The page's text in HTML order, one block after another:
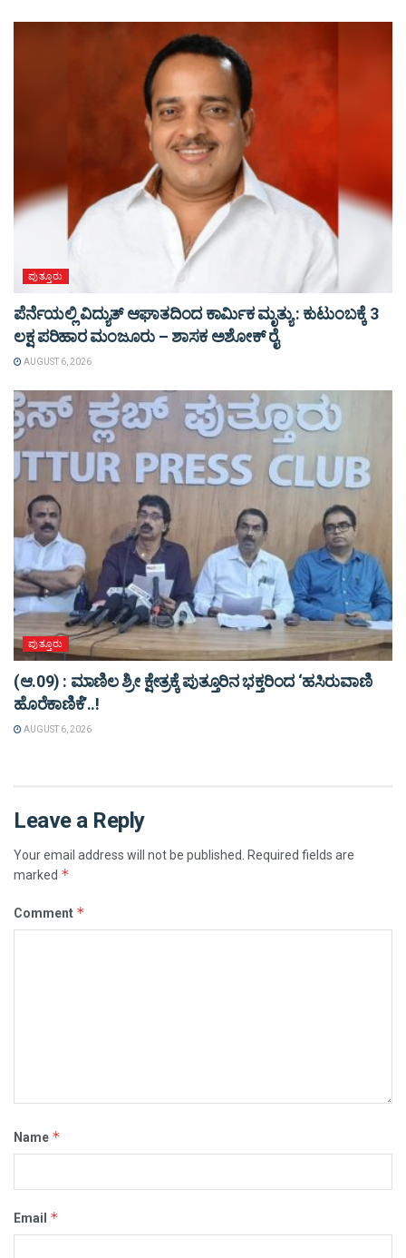
ಪುತ್ತೂರು
ಪೆರ್ನೆಯಲ್ಲಿ ವಿದ್ಯುತ್ ಆಘಾತದಿಂದ ಕಾರ್ಮಿಕ ಮೃತ್ಯು : ಕುಟುಂಬಕ್ಕೆ 3
ಲಕ್ಷ ಪರಿಹಾರ ಮಂಜೂರು – ಶಾಸಕ ಅಶೋಕ್ ರೈ
AUGUST 6, 2026
ಪುತ್ತೂರು
(ಆ.09) : ಮಾಣಿಲ ಶ್ರೀ ಕ್ಷೇತ್ರಕ್ಕೆ ಪುತ್ತೂರಿನ ಭಕ್ತರಿಂದ ‘ಹಸಿರುವಾಣಿ
ಹೊರೆಕಾಣಿಕೆ’..!
AUGUST 6, 2026
Leave a Reply
Your email address will not be published. Required fields are
marked *
Comment *
Name *
Email *